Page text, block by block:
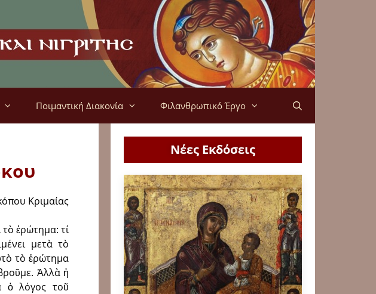
Ποιμαντική Διακονία Φιλανθρωπικό Έργο
Κριμαίας
ἐρώτημα: τί
μετὰ τὸ
τὸ ἐρώτημα
Ἀλλὰ ἡ
ὁ λόγος τοῦ
Νέες Εκδόσεις